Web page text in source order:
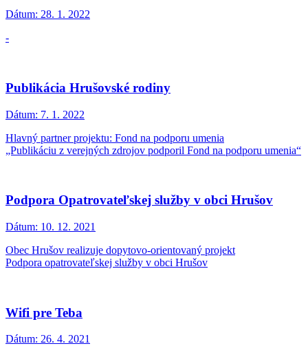
Dátum: 28. 1. 2022
-
Publikácia Hrušovské rodiny
Dátum: 7. 1. 2022
Hlavný partner projektu: Fond na podporu umenia
„Publikáciu z verejných zdrojov podporil Fond na podporu umenia“
Podpora Opatrovateľskej služby v obci Hrušov
Dátum: 10. 12. 2021
Obec Hrušov realizuje dopytovo-orientovaný projekt
Podpora opatrovateľskej služby v obci Hrušov
Wifi pre Teba
Dátum: 26. 4. 2021